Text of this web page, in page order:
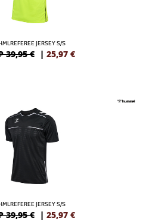
JERSEY S/S
39,95 € | 25,97 €
JERSEY S/S
39,95 € | 25,97 €